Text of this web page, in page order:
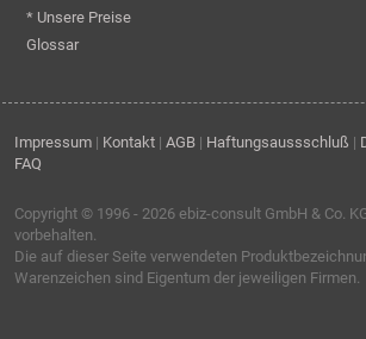
* Unsere Preise
Glossar
Impressum | Kontakt | AGB | Haftungsaussschluß |
FAQ
Copyright © 1996 - 2026 ebiz-consult GmbH & Co.
vorbehalten.
Die auf dieser Seite verwendeten
Warenzeichen sind Eigentum der jeweiligen Firmen.